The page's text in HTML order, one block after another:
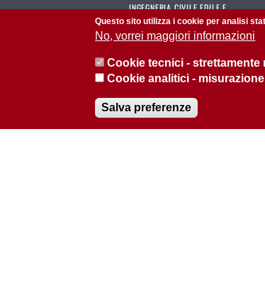
INGEGNERIA CIVILE EDILE E
AMBIENTALE
Pianificazione Strategica
Biblioteca
Questo sito utilizza i cookie per analisi
No, vorrei maggiori informazioni
Cookie tecnici - strettamente
Cookie analitici -
Salva preferenze